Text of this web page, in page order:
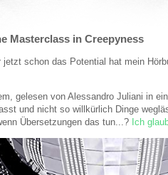
Masterclass in Creepyness
schon das Potential hat mein
gelesen von Alessandro Juliani in
und nicht so willkürlich Dinge
Übersetzungen das tun...? Ich